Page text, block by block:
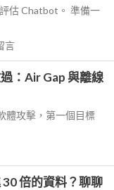
估 Chatbot。 準備一
言
：Air Gap 與離線
體攻擊，第一個目標
倍的資料？聊聊